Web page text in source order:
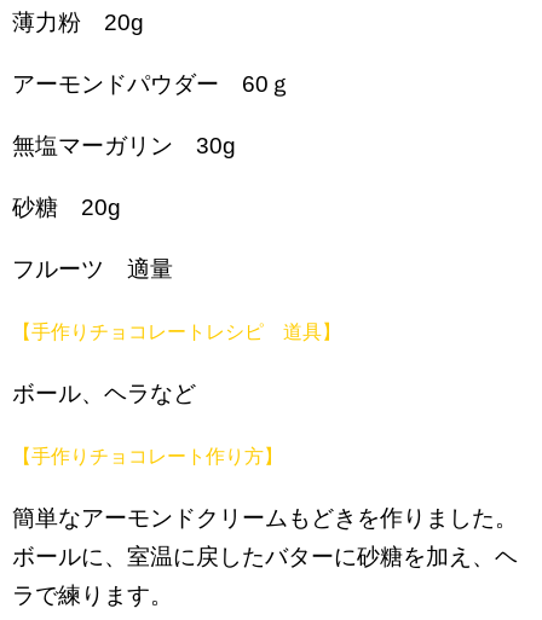
薄力粉 20g
アーモンドパウダー 60ｇ
無塩マーガリン 30g
砂糖 20g
フルーツ 適量
【手作りチョコレートレシピ 道具】
ボール、ヘラなど
【手作りチョコレート作り方】
簡単なアーモンドクリームもどきを作りました。
ボールに、室温に戻したバターに砂糖を加え、ヘ
ラで練ります。